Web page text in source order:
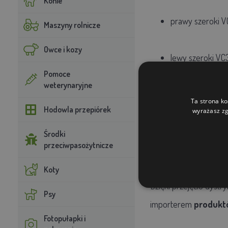
Maszyny rolnicze
Owce i kozy
Pomoce
weterynaryjne
Hodowla przepiórek
Środki
przeciwpasożytnicze
Koty
Psy
Fotopułapki i
prawy szeroki
lewy szeroki
W naszej ofercie
idealnie trzymają
Dzięki przejęciu
importerem
Ta strona
wyrażasz